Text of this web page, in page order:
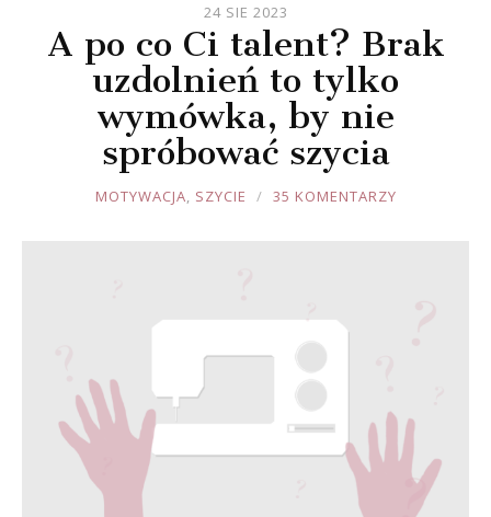
24 SIE 2023
A po co Ci talent? Brak
uzdolnień to tylko
wymówka, by nie
spróbować szycia
JOULE
MOTYWACJA, SZYCIE 35 KOMENTARZY